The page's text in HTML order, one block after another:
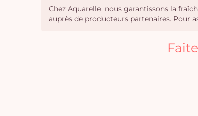
Chez Aquarelle, nous garantissons la
auprès de producteurs partenaires. Pour